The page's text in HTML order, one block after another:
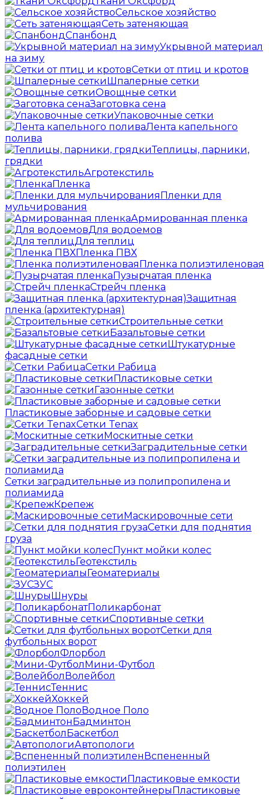
Сельское хозяйство
Сеть затеняющая
Спанбонд
Укрывной материал
на зиму
Сетки от птиц и кротов
Шпалерные сетки
Овощные сетки
Заготовка сена
Упаковочные сетки
Лента капельного
полива
Теплицы, парники,
грядки
Агротекстиль
Пленка
Пленки для
мульчирования
Армированная пленка
Для водоемов
Для теплиц
Пленка ПВХ
Пленка полиэтиленовая
Пузырчатая пленка
Cтрейч пленка
Защитная
пленка (архитектурная)
Строительные сетки
Базальтовые сетки
Штукатурные
фасадные сетки
Сетки Рабица
Пластиковые сетки
Газонные сетки
Пластиковые заборные и садовые сетки
Сетки Tenax
Москитные сетки
Заградительные сетки
Сетки заградительные из полипропилена и
полиамида
Крепеж
Маскировочные сети
Сетки для поднятия
груза
Пункт мойки колес
Геотекстиль
Геоматериалы
ЗУС
Шнуры
Поликарбонат
Спортивные сетки
Сетки для
футбольных ворот
Флорбол
Мини-Футбол
Волейбол
Теннис
Хоккей
Водное Поло
Бадминтон
Баскетбол
Автопологи
Вспененный
полиэтилен
Пластиковые емкости
Пластиковые